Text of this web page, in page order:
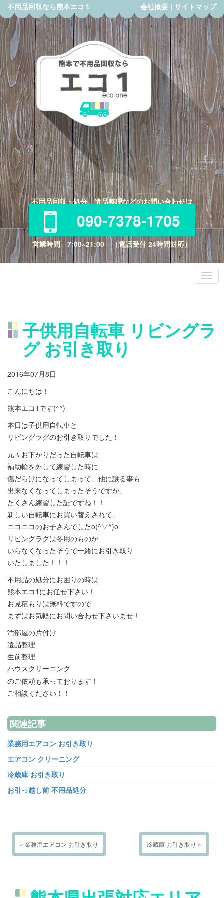
不用品回収なら熊本エコ１ 会社概要| サイトマップ
不用品回収・処分、遺品整理などのお問い合わせは
090-7378-1705
営業時間 7:00~21:00 （電話受付 24時間対応）
子供用自転車 リビングラ
グ お引き取り
2016年07月8日
こんにちは！
熊本エコ1です(^^)
本日は子供用自転車と
リビングラグのお引き取りでした！
元々お下がりだった自転車は
補助輪を外して練習した時に
傷だらけになってしまって、他に譲る事も
出来なくなってしまったそうですが、
たくさん練習した証ですね！！
新しい自転車にお買い替えされて、
ニコニコのお子さんでしたo(^▽^)o
リビングラグは冬用のものが
いらなくなったそうで一緒にお引き取り
いたしました！！！
不用品の処分にお困りの時は
熊本エコ1にお任せ下さい！
お見積もりは無料ですので
まずはお気軽にお問い合わせ下さいませ！
汚部屋の片付け
遺品整理
生前整理
ハウスクリーニング
のご依頼も承っております！
ご相談ください！！
関連記事
業務用エアコン お引き取り
エアコン クリーニング
冷蔵庫 お引き取り
お引っ越し前 不用品処分
« 業務用エアコン お引き取り 冷蔵庫 お引き取り »